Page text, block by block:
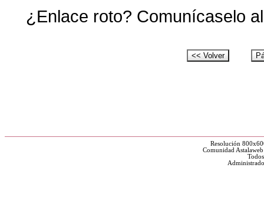
¿Enlace roto? Comunícaselo
Resolución
Comunidad